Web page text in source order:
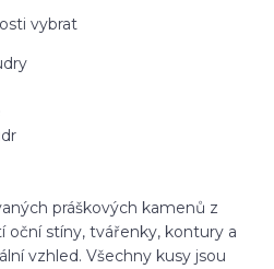
vybrat
práškových kamenů z
oční stíny, tvářenky, kontury a
vzhled. Všechny kusy jsou